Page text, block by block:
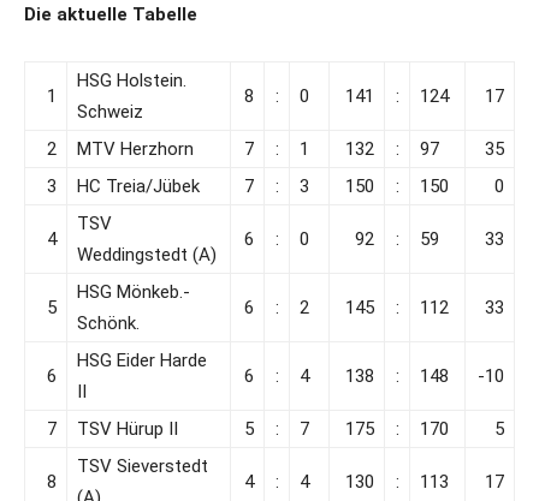
Die aktuelle Tabelle
1
HSG Holstein.
Schweiz
8 : 0 141 : 124 17
2 MTV Herzhorn 7 : 1 132 : 97
35
3
HC Treia/Jübek 7 : 3 150 : 150 0
4
TSV
Weddingstedt (A)
6 : 0 92 : 59 33
5
HSG Mönkeb.-
Schönk.
6 : 2 145 : 112 33
6
HSG Eider Harde
II
6 : 4 138 : 148 -10
7 TSV Hürup II 5 : 7 175 : 170 5
8
TSV Sieverstedt
4 : 4 130 : 113 17